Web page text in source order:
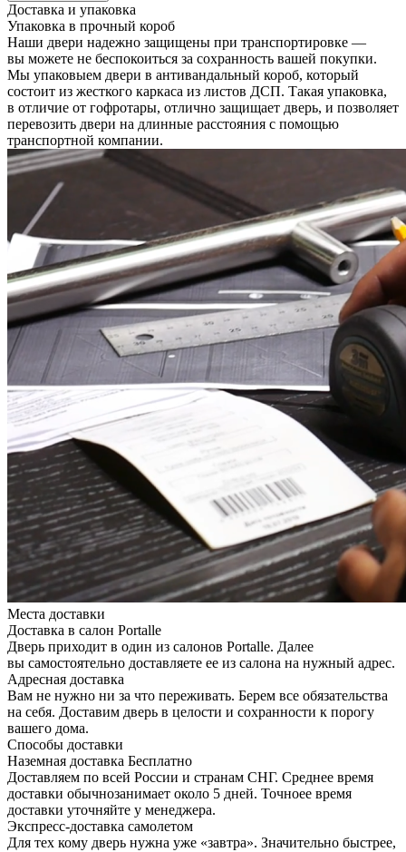
Доставка и упаковка
Упаковка в прочный короб
Наши двери надежно защищены при транспортировке —
вы можете не беспокоиться за сохранность вашей покупки.
Мы упаковыем двери в антивандальный короб, который
состоит из жесткого каркаса из листов ДСП. Такая упаковка,
в отличие от гофротары, отлично защищает дверь, и позволяет
перевозить двери на длинные расстояния с помощью
транспортной компании.
Места доставки
Доставка в салон Portalle
Дверь приходит в один из салонов Portalle. Далее
вы самостоятельно доставляете ее из салона на нужный адрес.
Адресная доставка
Вам не нужно ни за что переживать. Берем все обязательства
на себя. Доставим дверь в целости и сохранности к порогу
вашего дома.
Способы доставки
Наземная доставка Бесплатно
Доставляем по всей России и странам СНГ. Среднее время
доставки обычнозанимает около 5 дней. Точноее время
доставки уточняйте у менеджера.
Экспресс-доставка самолетом
Для тех кому дверь нужна уже «завтра». Значительно быстрее,